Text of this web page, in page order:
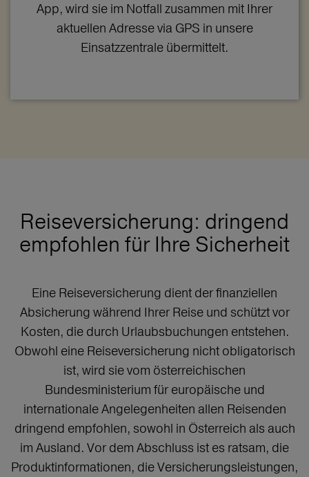
App, wird sie im Notfall zusammen mit Ihrer
aktuellen Adresse via GPS in unsere
Einsatzzentrale übermittelt.
Reiseversicherung: dringend
empfohlen für Ihre Sicherheit
Eine Reiseversicherung dient der finanziellen
Absicherung während Ihrer Reise und schützt vor
Kosten, die durch Urlaubsbuchungen entstehen.
Obwohl eine Reiseversicherung nicht obligatorisch
ist, wird sie vom österreichischen
Bundesministerium für europäische und
internationale Angelegenheiten allen Reisenden
dringend empfohlen, sowohl in Österreich als auch
im Ausland. Vor dem Abschluss ist es ratsam, die
Produktinformationen, die Versicherungsleistungen,